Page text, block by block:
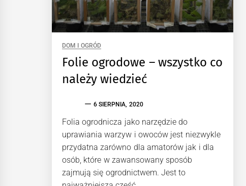
DOM I OGRÓD
Folie ogrodowe – wszystko co
należy wiedzieć
6 SIERPNIA, 2020
Folia ogrodnicza jako narzędzie do
uprawiania warzyw i owoców jest niezwykle
przydatna zarówno dla amatorów jak i dla
osób, które w zawansowany sposób
zajmują się ogrodnictwem. Jest to